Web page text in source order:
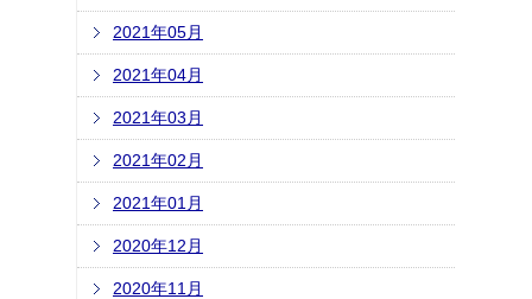
2021年05月
2021年04月
2021年03月
2021年02月
2021年01月
2020年12月
2020年11月